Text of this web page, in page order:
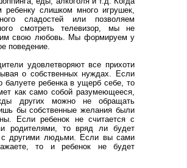
ребенку слишком много игрушек,
сладостей или позволяем
смотреть телевизор, мы не
им свою любовь. Мы формируем у
поведение.
удовлетворяют все прихоти
о собственных нуждах. Если
балуете ребенка в ущерб себе, то
как само собой разумеющееся,
других можно не обращать
бы собственные желания были
Если ребенок не считается с
родителями, то вряд ли будет
с другими людьми. Если вы сами
то и ребенок не будет